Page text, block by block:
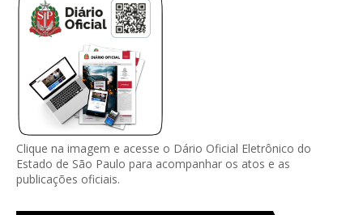
Clique na imagem e acesse o Dário Oficial Eletrônico do
Estado de São Paulo para acompanhar os atos e as
publicações oficiais.